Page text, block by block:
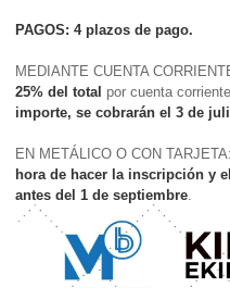
PAGOS: 4 plazos de pago.
MEDIANTE CUENTA
25% del total por cuenta
importe, se cobrarán el 3 de
EN METÁLICO O CON
hora de hacer la inscripción y
antes del 1 de septiembre